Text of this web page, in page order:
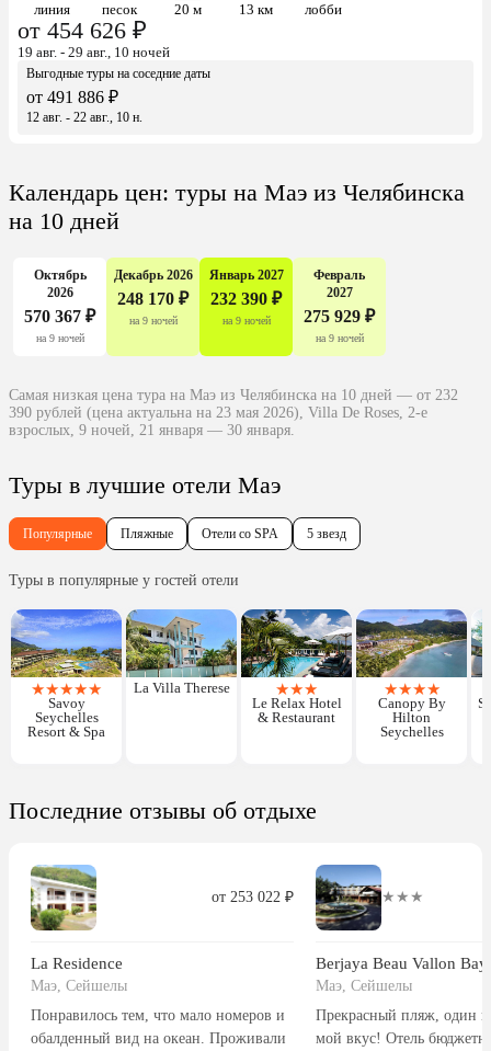
линия песок 20 м 13 км лобби
от 454 626 ₽
19 авг. - 29 авг., 10 ночей
Выгодные туры на соседние даты
от 491 886 ₽
12 авг. - 22 авг., 10 н.
Календарь цен: туры на Маэ из Челябинска
на 10 дней
Октябрь
2026
570 367 ₽
на 9 ночей
Декабрь 2026
248 170 ₽
на 9 ночей
Январь 2027
232 390 ₽
на 9 ночей
Февраль
2027
275 929 ₽
на 9 ночей
Самая низкая цена тура на Маэ из Челябинска на 10 дней — от 232
390 рублей (цена актуальна на 23 мая 2026), Villa De Roses, 2-е
взрослых, 9 ночей, 21 января — 30 января.
Туры в лучшие отели Маэ
Популярные Пляжные Отели со SPA 5 звезд
Туры в популярные у гостей отели
★★★★★
Savoy
Seychelles
Resort & Spa
La Villa Therese ★★★
Le Relax Hotel
& Restaurant
★★★★
Canopy By
Hilton
Seychelles
Последние отзывы об отдыхе
от 253 022 ₽
La Residence
Маэ, Сейшелы
Понравилось тем, что мало номеров и
обалденный вид на океан. Проживали
★★★
Маэ, Сейшелы
Прекрасный пляж, один
мой вкус! Отель